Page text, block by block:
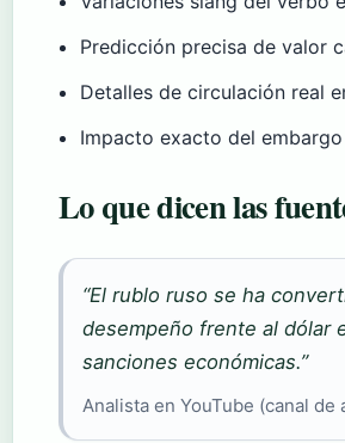
Predicción precisa de valor
Detalles de circulación real
Impacto exacto del
Lo que dicen las
“El rublo ruso se ha
desempeño frente al dólar
sanciones económicas.”
Analista en YouTube (canal